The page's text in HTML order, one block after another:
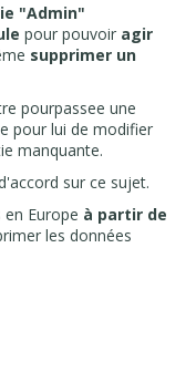
"Admin"
pour pouvoir agir
supprimer un
pourpassee une
pour lui de modifier
manquante.
sur ce sujet.
Europe à partir de
les données